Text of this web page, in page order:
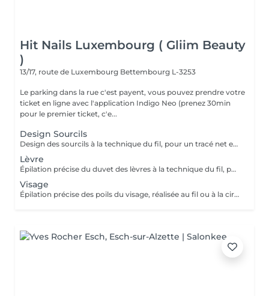
Hit Nails Luxembourg ( Gliim Beauty
)
13/17, route de Luxembourg Bettembourg L-3253
Le parking dans la rue c'est payent, vous pouvez prendre votre
ticket en ligne avec l'application Indigo Neo (prenez 30min
pour le premier ticket, c'e...
Design Sourcils
Design des sourcils à la technique du fil, pour un tracé net et harmonieux. Le service comprend la définition de la forme adaptée à votre visage, pour un résultat naturel et parfaitement structuré.
Lèvre
Épilation précise du duvet des lèvres à la technique du fil, pour un contour net et lisse. Le service assure un résultat délicat, confortable et parfaitement soigné.
Visage
Épilation précise des poils du visage, réalisée au fil ou à la cire, pour un teint net et lisse. Le service inclut la préparation et le soin de la peau, assurant un résultat confortable, soigné et durable.